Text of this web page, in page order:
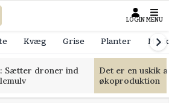
LOGIN MENU
Kvæg Grise Planter
Sætter droner ind
Det er en uskik
økoproduktion